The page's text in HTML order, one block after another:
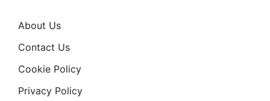
About Us
Contact Us
Cookie Policy
Privacy Policy